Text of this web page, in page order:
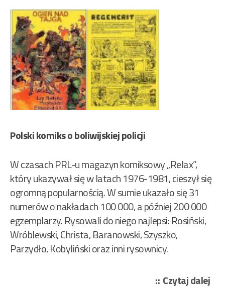
Polski komiks o boliwijskiej policji
W czasach PRL-u magazyn komiksowy „Relax”,
który ukazywał się w latach 1976-1981, cieszył się
ogromną popularnością. W sumie ukazało się 31
numerów o nakładach 100 000, a później 200 000
egzemplarzy. Rysowali do niego najlepsi: Rosiński,
Wróblewski, Christa, Baranowski, Szyszko,
Parzydło, Kobyliński oraz inni rysownicy.
Czytaj dalej